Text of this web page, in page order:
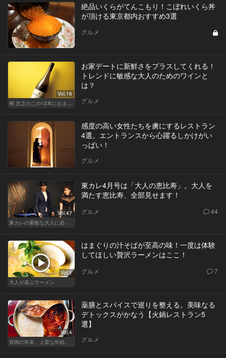
絶品いくらがてんこもり！こぼれいくら丼
が頂ける東京都内おすすめ3選
グルメ
Vol.16
お家デートに新鮮さをプラスしてくれる！
トレンドに敏感な大人のためのワインと
は？
グルメ
感度の高い女性たちを虜にするレストラン
4選。エントランスから心躍るしかけがい
っぱい！
グルメ
Vol.47
東カレ4月号は「大人の恵比寿」。大人を
満たす恵比寿、全部見せます！
グルメ 44
Vol.1
大人が喜ぶラーメン
はまぐりの汁そばが至高の味！一度は体験
してほしい贅沢ラーメンはここ！
グルメ 7
Vol.4
背徳の年末、上質な年始。
薬膳とスパイスで巡りを整える。美味なる
デトックスがかなう【火鍋レストラン5
選】
グルメ